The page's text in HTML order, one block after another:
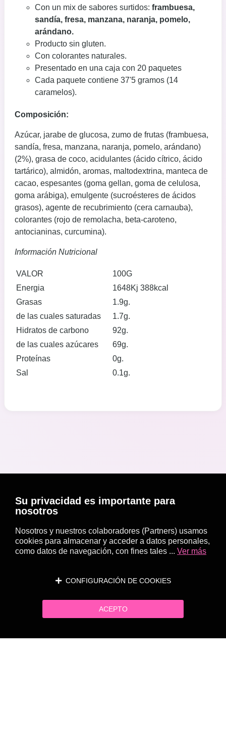
Con un mix de sabores surtidos: frambuesa,
sandía, fresa, manzana, naranja, pomelo,
arándano.
Producto sin gluten.
Con colorantes naturales.
Presentado en una caja con 20 paquetes
Cada paquete contiene 37'5 gramos (14
caramelos).
Composición:
Azúcar, jarabe de glucosa, zumo de frutas (frambuesa,
sandía, fresa, manzana, naranja, pomelo, arándano)
(2%), grasa de coco, acidulantes (ácido cítrico, ácido
tartárico), almidón, aromas, maltodextrina, manteca de
cacao, espesantes (goma gellan, goma de celulosa,
goma arábiga), emulgente (sucroésteres de ácidos
grasos), agente de recubrimiento (cera carnauba),
colorantes (rojo de remolacha, beta-caroteno,
antocianinas, curcumina).
Información Nutricional
VALOR
100G
Energia
1648Kj 388kcal
Grasas
1.9g.
de las cuales saturadas
1.7g.
Hidratos de carbono
92g.
de las cuales azúcares
69g.
Proteínas
0g.
Sal
0.1g.
Su privacidad es importante para
nosotros
Nosotros y nuestros colaboradores (Partners) usamos
cookies para almacenar y acceder a datos personales,
como datos de navegación, con fines tales ... Ver más
CONFIGURACIÓN DE COOKIES
ACEPTO